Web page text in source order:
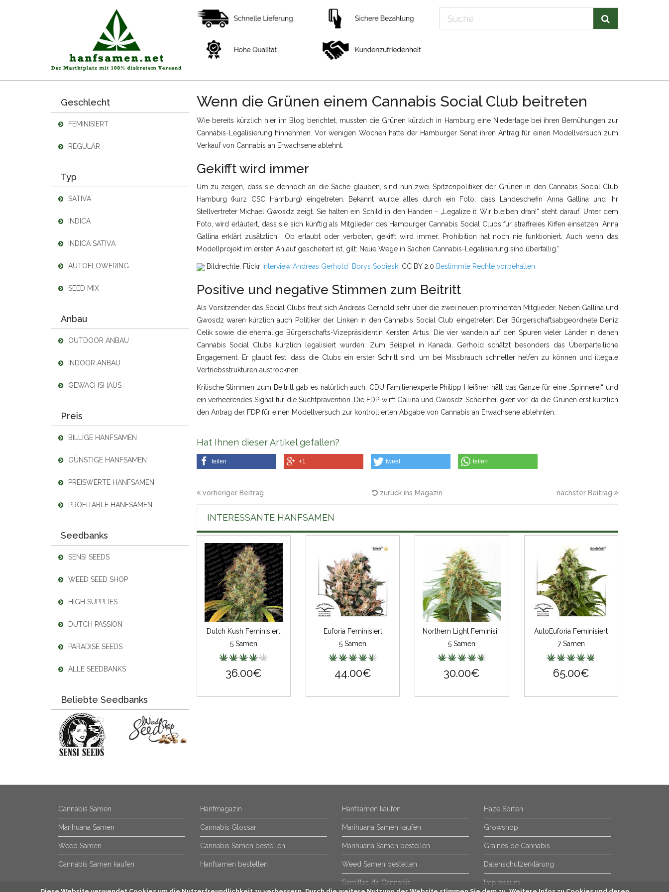
Geschlecht
FEMINISIERT
REGULÄR
Typ
SATIVA
INDICA
INDICA SATIVA
AUTOFLOWERING
SEED MIX
Anbau
OUTDOOR ANBAU
INDOOR ANBAU
GEWÄCHSHAUS
Preis
BILLIGE HANFSAMEN
GÜNSTIGE HANFSAMEN
PREISWERTE HANFSAMEN
PROFITABLE HANFSAMEN
Seedbanks
SENSI SEEDS
WEED SEED SHOP
HIGH SUPPLIES
DUTCH PASSION
PARADISE SEEDS
ALLE SEEDBANKS
Beliebte Seedbanks
Wenn die Grünen einem Cannabis Social Club beitreten
Wie bereits kürzlich hier im Blog berichtet, mussten die Grünen kürzlich in Hamburg eine Niederlage bei ihren Bemühungen zur
Cannabis-Legalisierung hinnehmen. Vor wenigen Wochen hatte der Hamburger Senat ihren Antrag für einen Modellversuch zum
Verkauf von Cannabis an Erwachsene ablehnt.
Gekifft wird immer
Um zu zeigen, dass sie dennoch an die Sache glauben, sind nun zwei Spitzenpolitiker der Grünen in den Cannabis Social Club
Hamburg (kurz CSC Hamburg) eingetreten. Bekannt wurde alles durch ein Foto, dass Landeschefin Anna Gallina und ihr
Stellvertreter Michael Gwosdz zeigt. Sie halten ein Schild in den Händen - „Legalize it. Wir bleiben dran!“ steht darauf. Unter dem
Foto, wird erläutert, dass sie sich künftig als Mitglieder des Hamburger Cannabis Social Clubs für straffreies Kiffen einsetzen. Anna
Gallina erklärt zusätzlich: „Ob erlaubt oder verboten, gekifft wird immer. Prohibition hat noch nie funktioniert. Auch wenn das
Modellprojekt im ersten Anlauf gescheitert ist, gilt: Neue Wege in Sachen Cannabis-Legalisierung sind überfällig.“
Bildrechte: Flickr Interview Andreas GerholdBorys Sobieski CC BY 2.0 Bestimmte Rechte vorbehalten
Positive und negative Stimmen zum Beitritt
Als Vorsitzender das Social Clubs freut sich Andreas Gerhold sehr über die zwei neuen prominenten Mitglieder. Neben Gallina und
Gwosdz waren kürzlich auch Politiker der Linken in den Cannabis Social Club eingetreten: Der Bürgerschaftsabgeordnete Deniz
Celik sowie die ehemalige Bürgerschafts-Vizepräsidentin Kersten Artus. Die vier wandeln auf den Spuren vieler Länder in denen
Cannabis Social Clubs kürzlich legalisiert wurden: Zum Beispiel in Kanada. Gerhold schätzt besonders das Überparteiliche
Engagement. Er glaubt fest, dass die Clubs ein erster Schritt sind, um bei Missbrauch schneller helfen zu können und illegale
Vertriebsstrukturen austrocknen.
Kritische Stimmen zum Beitritt gab es natürlich auch. CDU Familienexperte Philipp Heißner hält das Ganze für eine „Spinnerei“ und
ein verheerendes Signal für die Suchtprävention. Die FDP wirft Gallina und Gwosdz Scheinheiligkeit vor, da die Grünen erst kürzlich
den Antrag der FDP für einen Modellversuch zur kontrollierten Abgabe von Cannabis an Erwachsene ablehnten.
Hat Ihnen dieser Artikel gefallen?
teilen +1 tweet teilen
vorheriger Beitrag zurück ins Magazin nächster Beitrag
INTERESSANTE HANFSAMEN
Dutch Kush Feminisiert
5 Samen
36.00€
Euforia Feminisiert
5 Samen
44.00€
5 Samen
30.00€
AutoEuforia Feminisiert
7 Samen
65.00€
Cannabis Samen
Marihuana Samen
Weed Samen
Cannabis Samen kaufen
Hanfmagazin
Cannabis Glossar
Cannabis Samen bestellen
Hanfsamen bestellen
Hanfsamen kaufen
Marihuana Samen kaufen
Marihuana Samen bestellen
Weed Samen bestellen
Semillas de Cannabis
Haze Sorten
Growshop
Graines de Cannabis
Datenschutzerklärung
Impressum